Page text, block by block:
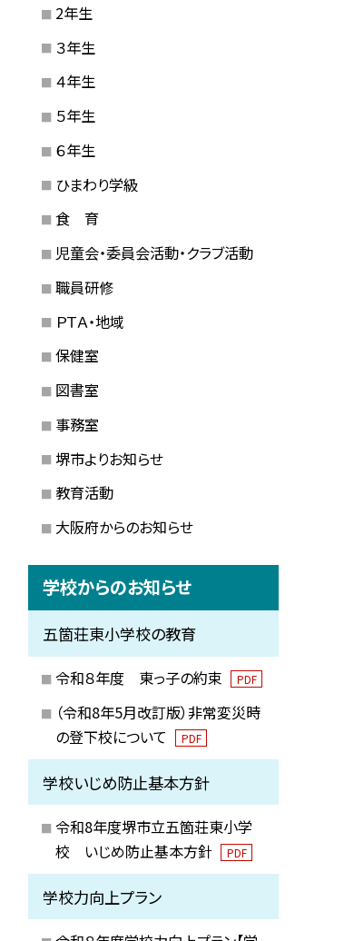
2年生
３年生
４年生
５年生
６年生
ひまわり学級
食 育
児童会・委員会活動・クラブ活動
職員研修
ＰＴＡ・地域
保健室
図書室
事務室
堺市よりお知らせ
教育活動
大阪府からのお知らせ
学校からのお知らせ
五箇荘東小学校の教育
令和８年度 東っ子の約束 PDF
（令和8年5月改訂版）非常変災時
の登下校について
PDF
学校いじめ防止基本方針
令和8年度堺市立五箇荘東小学
校 いじめ防止基本方針
PDF
学校力向上プラン